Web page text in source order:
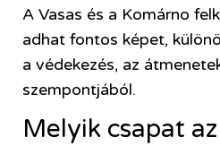
A Vasas és a Komárno
adhat fontos képet,
a védekezés, az
szempontjából.
Melyik csapat